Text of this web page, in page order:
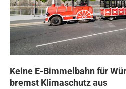
Keine E-Bimmelbahn für
bremst Klimaschutz aus